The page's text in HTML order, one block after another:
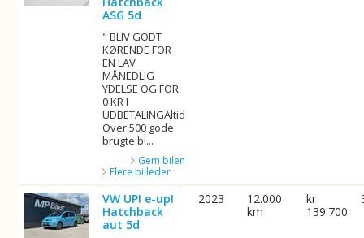
ASG 5d
" BLIV GODT
KØRENDE FOR
EN LAV
MÅNEDLIG
YDELSE OG FOR
0 KR I
UDBETALINGAltid
Over 500 gode
brugte bi...
Gem bilen
Flere billeder
VW UP! e-up!
Hatchback
aut 5d
2023
12.000
km
kr
139.700